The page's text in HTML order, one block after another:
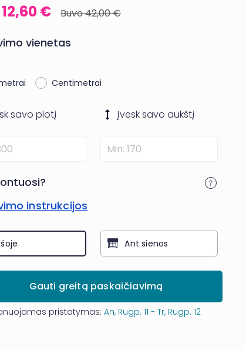
42,00 €
12,60 €
vienetas
Centimetrai
savo plotį Įvesk savo aukštį
instrukcijos
Ant sienos
Gauti greitą paskaičiavimą
pristatymas:An, Rugp. 11 - Tr, Rugp. 12